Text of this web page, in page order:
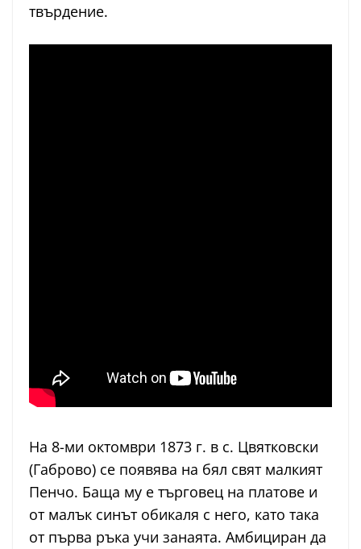
твърдение.
На 8-ми октомври 1873 г. в с. Цвятковски
(Габрово) се появява на бял свят малкият
Пенчо. Баща му е търговец на платове и
от малък синът обикаля с него, като така
от първа ръка учи занаята. Амбициран да